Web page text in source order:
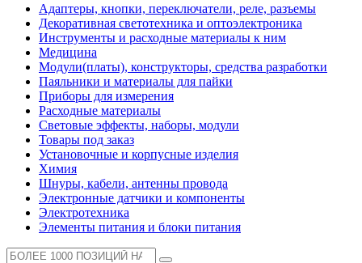
Адаптеры, кнопки, переключатели, реле, разъемы
Декоративная светотехника и оптоэлектроника
Инструменты и расходные материалы к ним
Медицина
Модули(платы), конструкторы, средства разработки
Паяльники и материалы для пайки
Приборы для измерения
Расходные материалы
Световые эффекты, наборы, модули
Товары под заказ
Установочные и корпусные изделия
Химия
Шнуры, кабели, антенны провода
Электронные датчики и компоненты
Электротехника
Элементы питания и блоки питания